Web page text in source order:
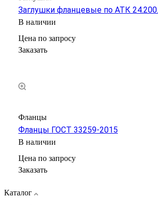
Заглушки фланцевые по АТК
В наличии
Цена по запросу
Заказать
Фланцы
Фланцы ГОСТ 33259-2015
В наличии
Цена по запросу
Заказать
Каталог